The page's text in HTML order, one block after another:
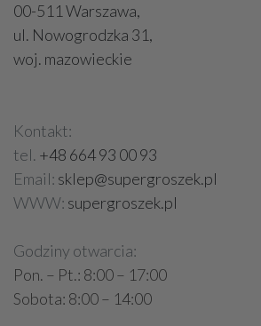
00-511 Warszawa,
ul. Nowogrodzka 31,
woj. mazowieckie
Kontakt:
tel. +48 664 93 00 93
Email: sklep@supergroszek.pl
WWW: supergroszek.pl
Godziny otwarcia:
Pon. – Pt.: 8:00 – 17:00
Sobota: 8:00 – 14:00